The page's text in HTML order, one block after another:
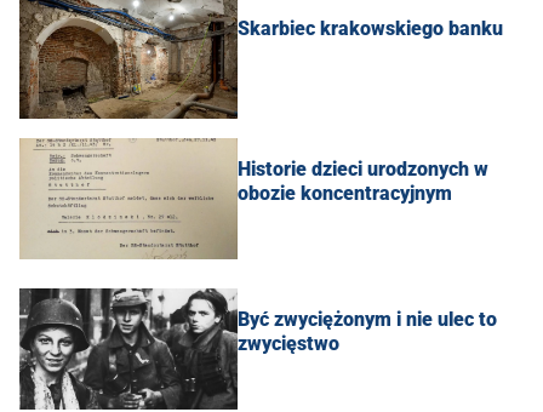
Skarbiec krakowskiego banku
Historie dzieci urodzonych w
obozie koncentracyjnym
Być zwyciężonym i nie ulec to
zwycięstwo